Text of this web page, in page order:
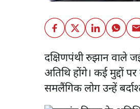
दक्षिणपंथी रुझान वाले
अतिथि होंगे। कई मुद्दों
समलैंगिक लोग उन्हें